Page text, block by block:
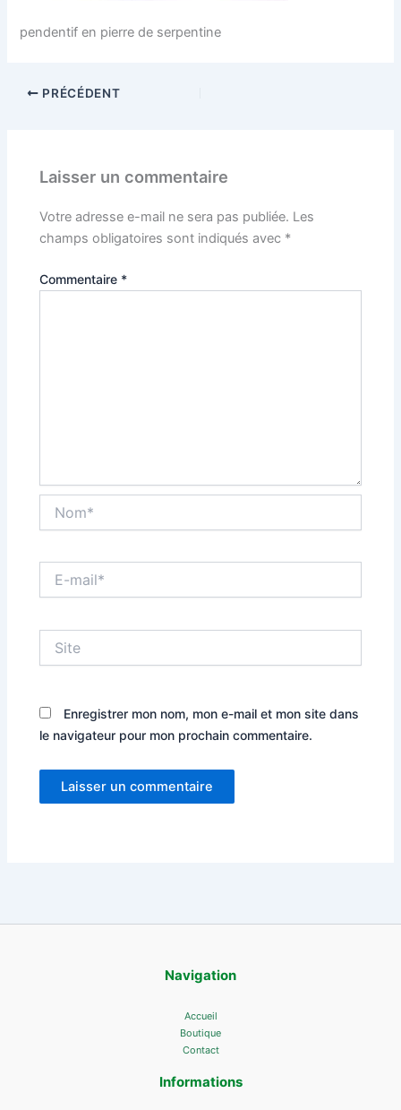
pendentif en pierre de serpentine
PRÉCÉDENT
Laisser un commentaire
Votre adresse e-mail ne sera pas publiée. Les
champs obligatoires sont indiqués avec *
Commentaire *
mail*
Enregistrer mon nom, mon e-mail et mon site dans
le navigateur pour mon prochain commentaire.
Navigation
Accueil
Boutique
Contact
Informations